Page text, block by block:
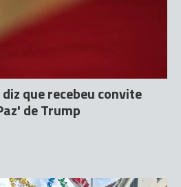
que recebeu convite
de Trump